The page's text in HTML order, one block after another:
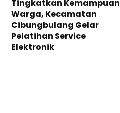
Tingkatkan Kemampuan
Warga, Kecamatan
Cibungbulang Gelar
Pelatihan Service
Elektronik